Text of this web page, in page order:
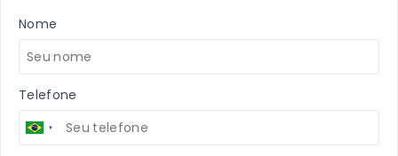
Nome
Telefone